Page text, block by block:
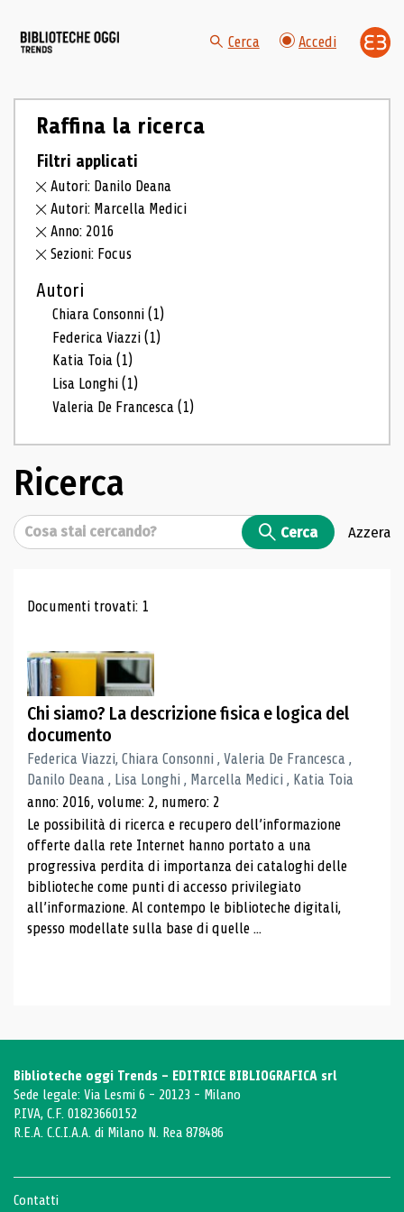
Cerca Accedi
Raffina la ricerca
Filtri applicati
Autori: Danilo Deana
Autori: Marcella Medici
Anno: 2016
Sezioni: Focus
Autori
Chiara Consonni(1)
Federica Viazzi(1)
Katia Toia(1)
Lisa Longhi(1)
Valeria De Francesca(1)
Ricerca
Cerca Cerca Azzera
Risultati di ricerca
Documenti trovati: 1
Chi siamo? La descrizione fisica e logica del
documento
Federica Viazzi, Chiara Consonni , Valeria De Francesca ,
Danilo Deana , Lisa Longhi , Marcella Medici , Katia Toia
anno: 2016, volume: 2, numero: 2
Le possibilità di ricerca e recupero dell’informazione
offerte dalla rete Internet hanno portato a una
progressiva perdita di importanza dei cataloghi delle
biblioteche come punti di accesso privilegiato
all’informazione. Al contempo le biblioteche digitali,
spesso modellate sulla base di quelle ...
Biblioteche oggi Trends - EDITRICE BIBLIOGRAFICA srl
Sede legale: Via Lesmi 6 - 20123 - Milano
P.IVA, C.F. 01823660152
R.E.A. C.C.I.A.A. di Milano N. Rea 878486
Contatti